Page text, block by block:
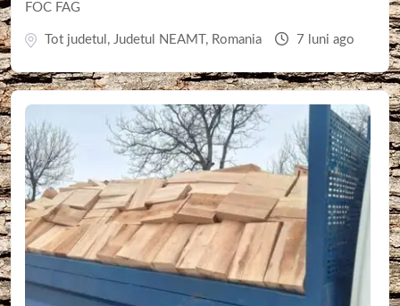
FOC FAG
Tot judetul , Judetul NEAMT , Romania 7 luni ago